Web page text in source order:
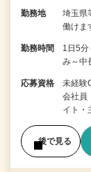
勤務地
埼玉県
働けま
勤務時間
1日5
み～中
応募資格
未経験
会社員
イト・
後で見る